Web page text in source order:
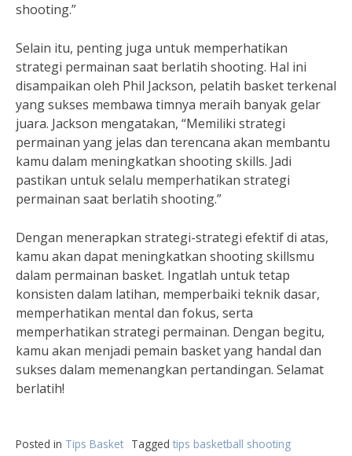
shooting.”
Selain itu, penting juga untuk memperhatikan
strategi permainan saat berlatih shooting. Hal ini
disampaikan oleh Phil Jackson, pelatih basket terkenal
yang sukses membawa timnya meraih banyak gelar
juara. Jackson mengatakan, “Memiliki strategi
permainan yang jelas dan terencana akan membantu
kamu dalam meningkatkan shooting skills. Jadi
pastikan untuk selalu memperhatikan strategi
permainan saat berlatih shooting.”
Dengan menerapkan strategi-strategi efektif di atas,
kamu akan dapat meningkatkan shooting skillsmu
dalam permainan basket. Ingatlah untuk tetap
konsisten dalam latihan, memperbaiki teknik dasar,
memperhatikan mental dan fokus, serta
memperhatikan strategi permainan. Dengan begitu,
kamu akan menjadi pemain basket yang handal dan
sukses dalam memenangkan pertandingan. Selamat
berlatih!
Posted in Tips Basket Tagged tips basketball shooting